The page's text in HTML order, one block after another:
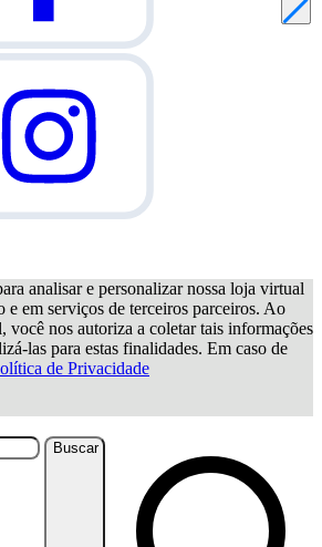
analisar e personalizar nossa loja virtual
e em serviços de terceiros parceiros. Ao
você nos autoriza a coletar tais informações
las para estas finalidades. Em caso de
de Privacidade
Buscar